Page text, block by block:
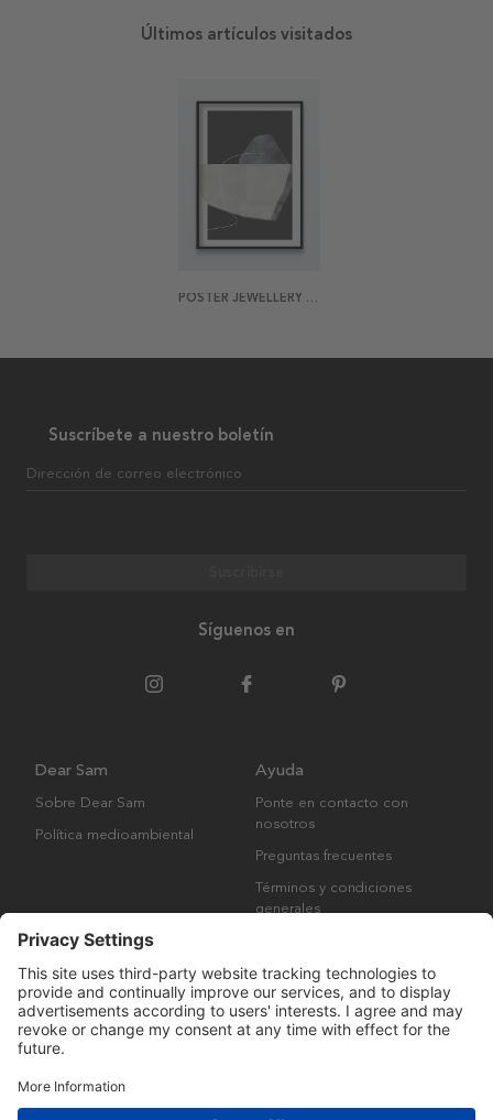
Últimos artículos visitados
POSTER JEWELLERY ABSTRACT 2
Suscríbete a nuestro boletín
Dirección de correo electrónico
Síguenos en
Dear Sam
Sobre Dear Sam
Política medioambiental
Ayuda
Ponte en contacto con
nosotros
Preguntas frecuentes
Términos y condiciones
generales
Derechos de autor © Many Brands AB 2023. Todos los derechos